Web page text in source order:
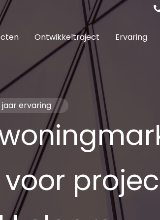
Ontwikkeltraject Ervaring
jaar ervaring
voor